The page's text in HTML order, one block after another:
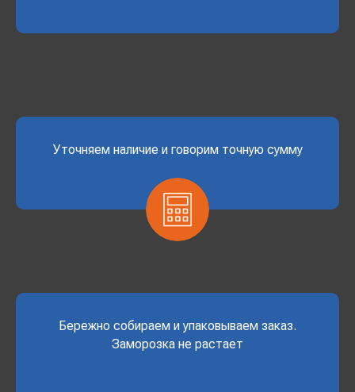
Уточняем наличие и говорим точную сумму
Бережно собираем и упаковываем заказ.
Заморозка не растает